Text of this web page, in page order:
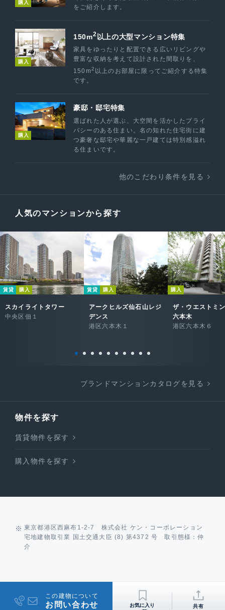
購入
をご紹介します。
購入
150m2 以上の大型マンション特集
家具をゆったりと配置できる広いリビングや
豊富な収納を考えて設計された間取りを、
150m2 以上のお部屋に限ってご紹介する特集
です。
購入
豪邸・邸宅特集
選ばれた人が選ぶ、大空間を活かしたプライ
バシーのある住まい。名の知れた住宅街に建
つ豪奢な邸宅や華麗な一戸建ては特別感溢れ
る住まいです。
他のこだわり条件を見る
人気のマンションから探す
賃貸 購入
スカイライトタワー
中央区佃１
賃貸 購入
アークヒルズ仙石山レジ
デンス
港区六本木１
購入
ザ・ウエストミ
六本木
港区六本木６
ブランドマンションカタログを見る
物件を探す
賃貸物件を探す
購入物件を探す
東京都港区西麻布1-2-7 株式会社 ケン・コーポレーション
宅地建物取引業 国土交通大臣 (8) 第4372 号 取引態様：仲
介
この建物について
お問い合わせ 共有